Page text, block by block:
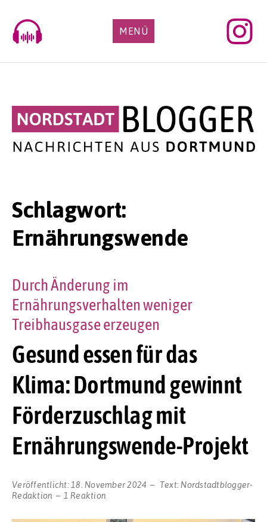
content
MENÜ
Schlagwort:
Ernährungswende
Gesund essen für das
Klima: Dortmund gewinnt
Förderzuschlag mit
Ernährungswende-Projekt
Durch Änderung im
Ernährungsverhalten weniger
Treibhausgase erzeugen
Veröffentlicht: 18. November 2024 Text: Nordstadtblogger-
Redaktion
1 Reaktion